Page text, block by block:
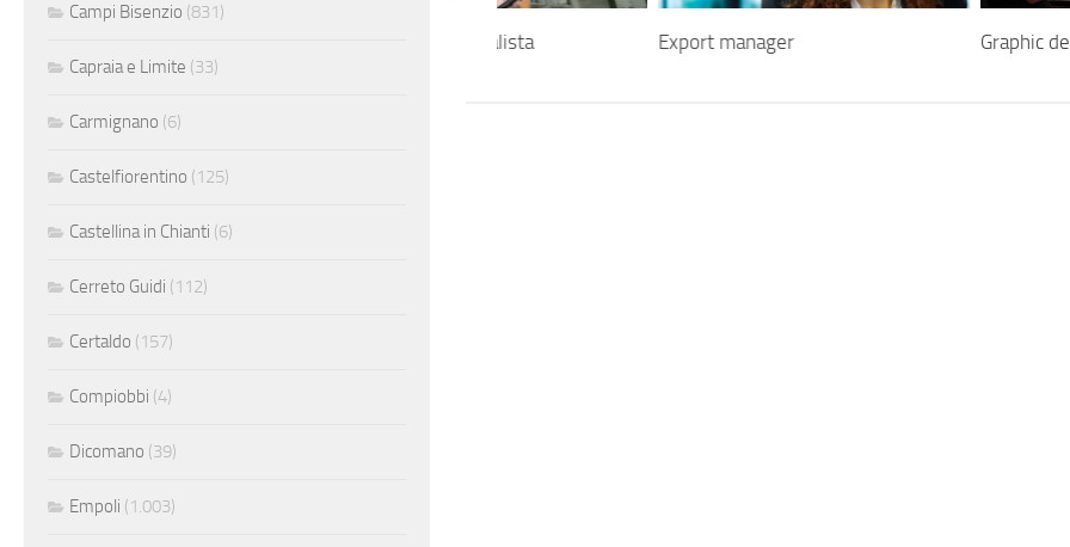
Export manager Graphic
Magazziniere scafalista
Campi Bisenzio (831)
Capraia e Limite (33)
Carmignano (6)
Castelfiorentino (125)
Castellina in Chianti (6)
Cerreto Guidi (112)
Certaldo (157)
Compiobbi (4)
Dicomano (39)
Empoli (1.003)